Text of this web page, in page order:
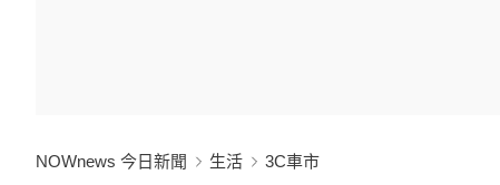
NOWnews 今日新聞 生活 3C車市